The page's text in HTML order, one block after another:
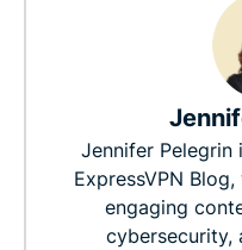
Jennifer
ExpressVPN
engaging
cybersecurity,